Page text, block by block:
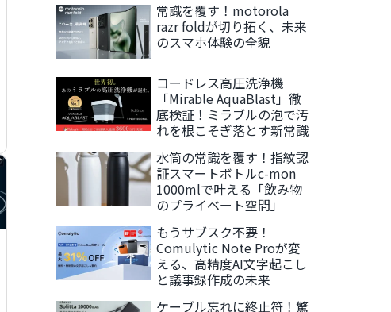
常識を覆す！motorola
razr foldが切り拓く、未来
のスマホ体験の全貌
コードレス高圧洗浄機
「Mirable AquaBlast」徹
底検証！ミラブルの泡で汚
れを根こそぎ落とす新常識
水筒の常識を覆す！指紋認
証スマートボトルc-mon
1000mlで叶える「飲み物
のプライベート空間」
もうサブスク不要！
Comulytic Note Proが変
える、高精度AI文字起こし
と議事録作成の未来
ケーブル忘れに終止符！驚